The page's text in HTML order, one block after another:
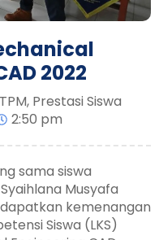
2022
, Prestasi Siswa
2:50 pm
sama siswa
Musyafa
kemenangan
Siswa (LKS)